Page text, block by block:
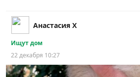
Анастасия Х
Ищут дом
22 декабря 10:27